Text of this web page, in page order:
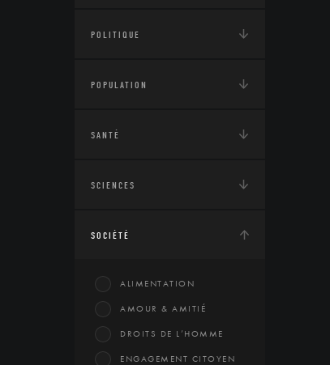
POLITIQUE
POPULATION
SANTÉ
SCIENCES
SOCIÉTÉ
ALIMENTATION
AMOUR & AMITIÉ
DROITS DE L’HOMME
ENGAGEMENT CITOYEN